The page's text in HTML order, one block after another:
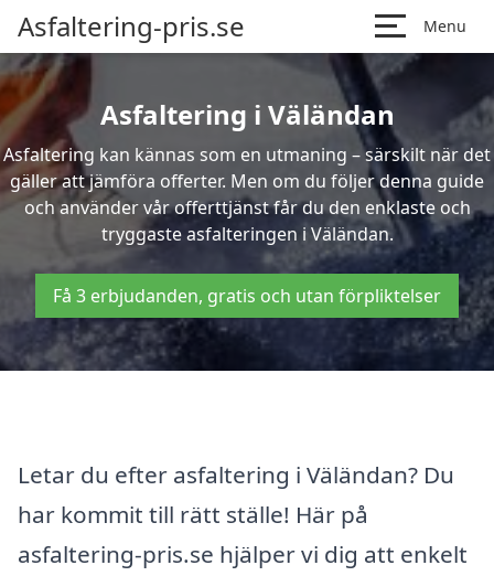
Asfaltering-pris.se Menu
Asfaltering i Väländan
Asfaltering kan kännas som en utmaning – särskilt när det
gäller att jämföra offerter. Men om du följer denna guide
och använder vår offerttjänst får du den enklaste och
tryggaste asfalteringen i Väländan.
Få 3 erbjudanden, gratis och utan förpliktelser
Letar du efter asfaltering i Väländan? Du
har kommit till rätt ställe! Här på
asfaltering-pris.se hjälper vi dig att enkelt